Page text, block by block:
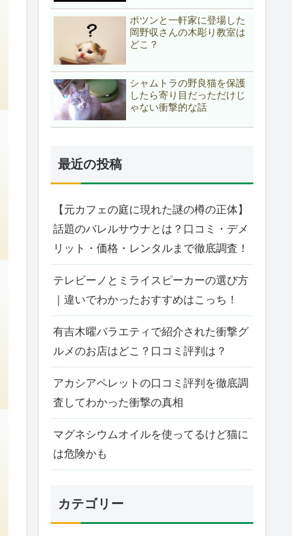
ポツンと一軒家に登場した
岡野収さんの木彫り教室は
どこ？
シャムトラの野良猫を保護
したら寄り目だっただけじ
ゃない衝撃的な話
最近の投稿
【元カフェの庭に現れた謎の樽の正体】
話題のバレルサウナとは？口コミ・デメ
リット・価格・レンタルまで徹底調査！
テレビーノとミライスピーカーの選び方
｜違いでわかったおすすめはこっち！
有吉木曜バラエティで紹介された衝撃グ
ルメのお店はどこ？口コミ評判は？
アカシアペレットの口コミ評判を徹底調
査してわかった衝撃の真相
マグネシウムオイルを使ってるけど猫に
は危険かも
カテゴリー